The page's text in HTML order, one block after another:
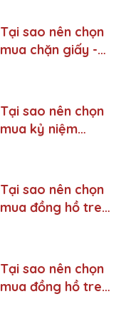
Tại sao nên chọn
mua chặn giấy -
Tại sao nên chọn
mua kỷ niệm
Tại sao nên chọn
mua đồng hồ treo
Tại sao nên chọn
mua đồng hồ treo